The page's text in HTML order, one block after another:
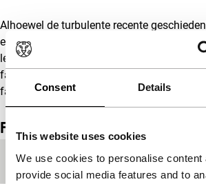
Consent Details
This website uses cookies
We use cookies to personalise content
provide social media features and to
Alhoewel de turbulente recente
een rode draad door deze film loopt staat
levendige familie op de voorgrond.
familie, herinnering en de reconstructie van
familiegeschiedenis in de Geschiedenis
Film details
Productielanden Verenigde Staten,